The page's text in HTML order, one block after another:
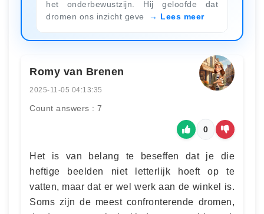
het onderbewustzijn. Hij geloofde dat
dromen ons inzicht geve
Lees meer
Romy van Brenen
2025-11-05 04:13:35
Count answers : 7
0
Het is van belang te beseffen dat je die
heftige beelden niet letterlijk hoeft op te
vatten, maar dat er wel werk aan de winkel is.
Soms zijn de meest confronterende dromen,